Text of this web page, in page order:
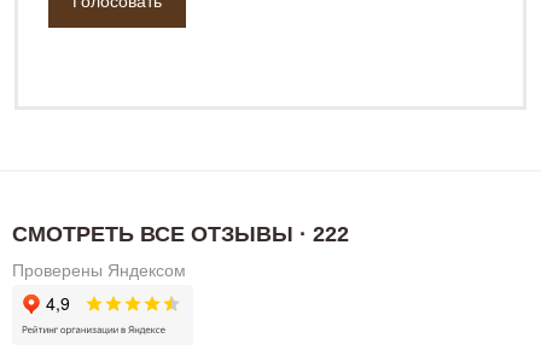
СМОТРЕТЬ ВСЕ ОТЗЫВЫ · 222
Проверены Яндексом